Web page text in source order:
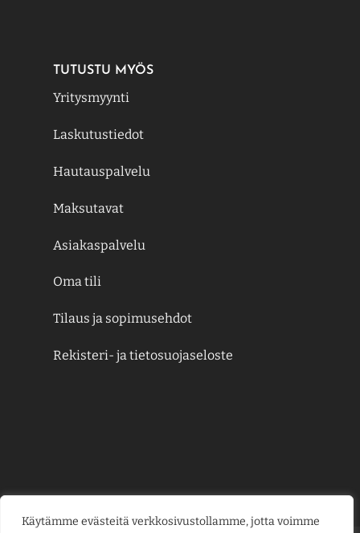
Käytämme evästeitä verkkosivustollamme, jotta voimme
TUTUSTU MYÖS
Yritysmyynti
Laskutustiedot
Hautauspalvelu
Maksutavat
Asiakaspalvelu
Oma tili
Tilaus ja sopimusehdot
Rekisteri- ja tietosuojaseloste